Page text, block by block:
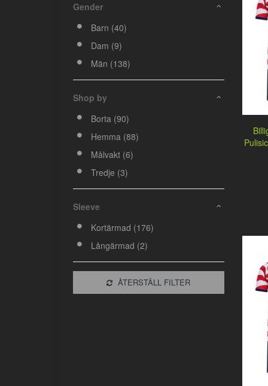
Gender
Barn (40)
Dam (9)
Män (138)
Shop by
Borta (90)
Hemma (88)
Målvakt (6)
Tredje (3)
Sleeve
Kortärmad (176)
Långärmad (2)
ÅTERSTÄLL FILTER